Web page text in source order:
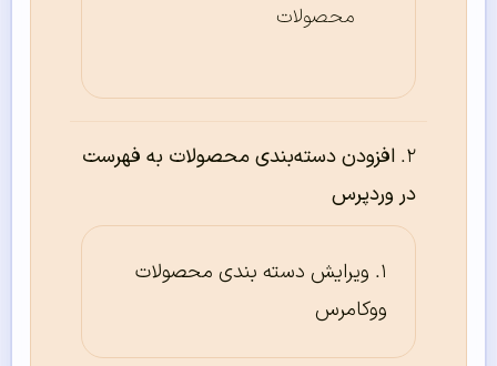
محصولات
افزودن دسته‌‌بندی محصولات به فهرست
در وردپرس
ویرایش دسته بندی محصولات
ووکامرس